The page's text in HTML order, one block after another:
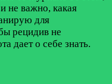
не важно, какая
для
рецидив не
дает о себе знать.